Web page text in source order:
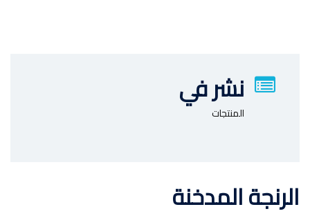
نشر في
المنتجات
الرنجة المدخنة